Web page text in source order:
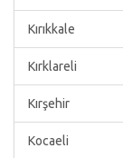
Kırıkkale
Kırklareli
Kırşehir
Kocaeli